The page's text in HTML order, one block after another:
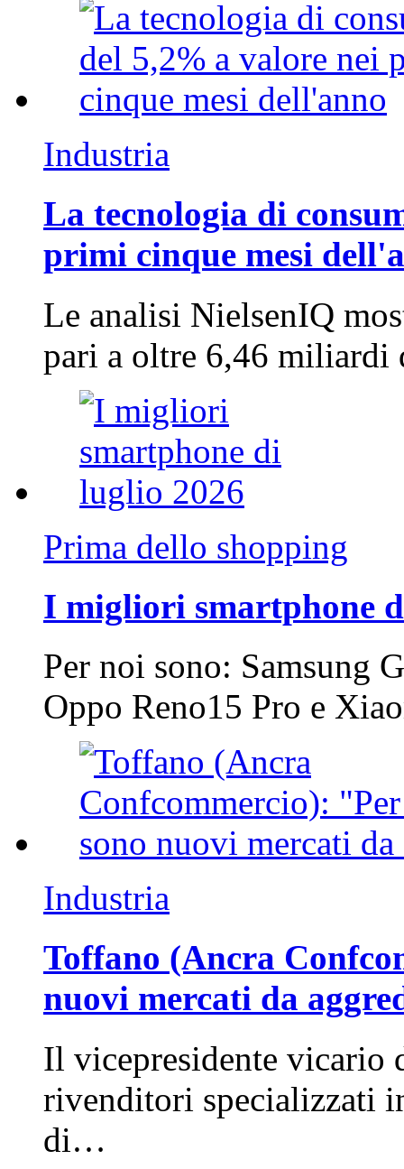
Industria
La tecnologia di
primi cinque mesi
Le analisi NielsenIQ
pari a oltre 6,46
Prima dello shopping
I migliori smartphone
Per noi sono: Samsung
Oppo Reno15 Pro e
Industria
Toffano (Ancra
nuovi mercati da
Il vicepresidente vicario
rivenditori specializzati
di…